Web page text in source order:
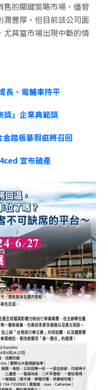
的關鍵策略市場，儘管
豐厚，但目前該公司面
其當市場出現中斷的情
長、電輔車持平
獎」企業典範獎
踏板暴瑕疵將召回
宣布破產